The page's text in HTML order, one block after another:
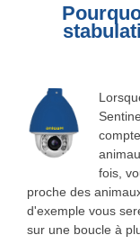
fois,
proche des
d'exemple vous
sur une boucle à